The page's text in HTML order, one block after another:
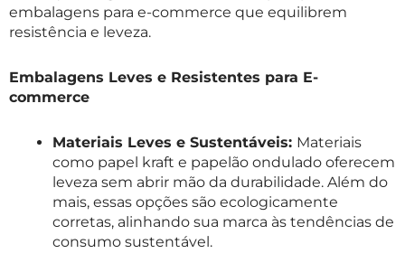
embalagens para e-commerce que equilibrem
resistência e leveza.
Embalagens Leves e Resistentes para E-
commerce
Materiais Leves e Sustentáveis: Materiais
como papel kraft e papelão ondulado oferecem
leveza sem abrir mão da durabilidade. Além do
mais, essas opções são ecologicamente
corretas, alinhando sua marca às tendências de
consumo sustentável.